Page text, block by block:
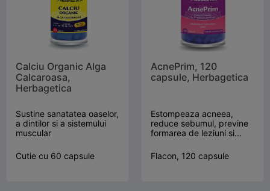
Calciu Organic Alga
Calcaroasa,
Herbagetica
Sustine sanatatea oaselor,
a dintilor si a sistemului
muscular
Cutie cu 60 capsule
AcnePrim, 120
capsule, Herbagetica
Estompeaza acneea,
reduce sebumul, previne
formarea de leziuni si...
Flacon, 120 capsule